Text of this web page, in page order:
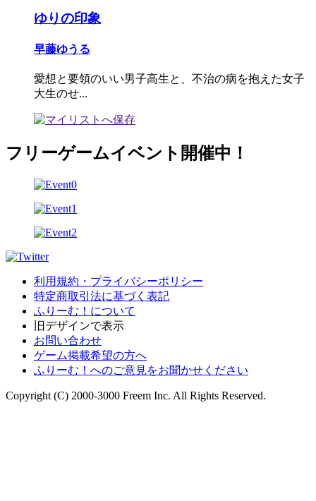
ゆりの印象
早藤ゆうる
愛想と要領のいい男子高生と、不治の病を抱えた女子
大生のせ...
フリーゲームイベント開催中！
利用規約・プライバシーポリシー
特定商取引法に基づく表記
ふりーむ！について
旧デザインで表示
お問い合わせ
ゲーム掲載希望の方へ
ふりーむ！へのご意見をお聞かせください
Copyright (C) 2000-3000 Freem Inc. All Rights Reserved.